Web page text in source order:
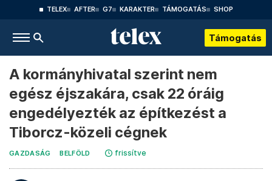
TELEX AFTER G7 KARAKTER TÁMOGATÁS SHOP
Támogatás
A kormányhivatal szerint nem
egész éjszakára, csak 22 óráig
engedélyezték az építkezést a
Tiborcz-közeli cégnek
GAZDASÁG BELFÖLD frissítve